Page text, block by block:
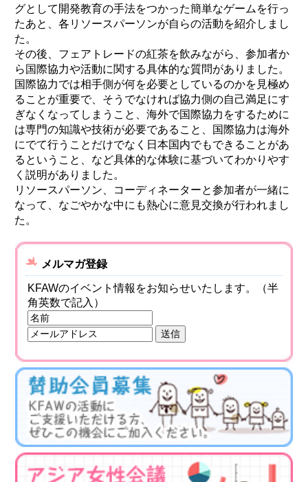
グとして開発教育の手法をつかった簡単なゲームを行っ
たあと、各リソースパーソンが自らの活動を紹介しまし
た。
その後、フェアトレードの紅茶を飲みながら、参加者か
ら国際協力や活動に関する具体的な質問がありました。
国際協力では相手側が何を必要としているのかを見極め
ることが重要で、そうでなければ協力側の自己満足にす
ぎなくなってしまうこと、海外で国際協力をするために
は専門の知識や技術が必要であること、国際協力は海外
にでて行うことだけでなく日本国内でもできることがあ
るということ、など具体的な体験に基づいてわかりやす
く説明がありました。
リソースパーソン、コーディネーターと参加者が一緒に
なって、なごやかな中にも熱心に意見交換が行われまし
た。
メルマガ登録
KFAWのイベント情報をお知らせいたします。（半
角英数で記入）